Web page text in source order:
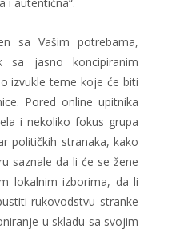
sa Vašim potrebama,
sa jasno koncipiranim
izvukle teme koje će biti
Pored online upitnika
i nekoliko fokus grupa
političkih stranaka, kako
saznale da li će se žene
lokalnim izborima, da li
rukovodstvu stranke
u skladu sa svojim